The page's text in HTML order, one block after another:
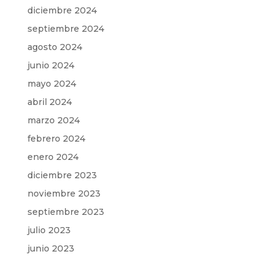
diciembre 2024
septiembre 2024
agosto 2024
junio 2024
mayo 2024
abril 2024
marzo 2024
febrero 2024
enero 2024
diciembre 2023
noviembre 2023
septiembre 2023
julio 2023
junio 2023